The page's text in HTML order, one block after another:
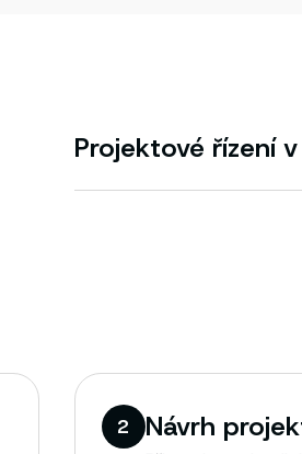
Projektové řízení v
2 Návrh